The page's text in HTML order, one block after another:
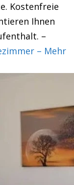
Kostenfreie
Ihnen
–
– Mehr